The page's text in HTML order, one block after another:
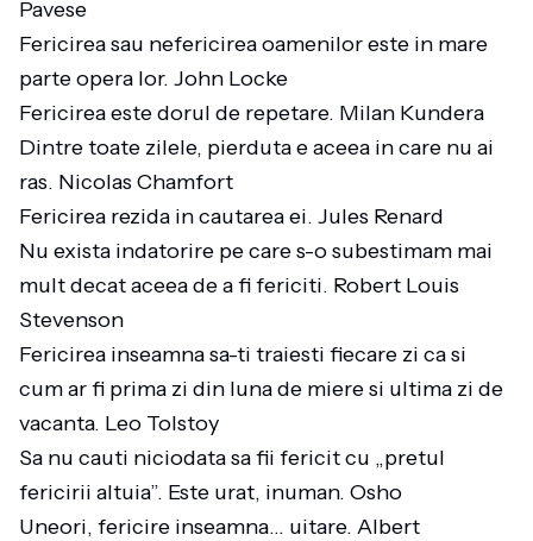
Pavese
Fericirea sau nefericirea oamenilor este in mare
parte opera lor. John Locke
Fericirea este dorul de repetare. Milan Kundera
Dintre toate zilele, pierduta e aceea in care nu ai
ras. Nicolas Chamfort
Fericirea rezida in cautarea ei. Jules Renard
Nu exista indatorire pe care s-o subestimam mai
mult decat aceea de a fi fericiti. Robert Louis
Stevenson
Fericirea inseamna sa-ti traiesti fiecare zi ca si
cum ar fi prima zi din luna de miere si ultima zi de
vacanta. Leo Tolstoy
Sa nu cauti niciodata sa fii fericit cu „pretul
fericirii altuia”. Este urat, inuman. Osho
Uneori, fericire inseamna… uitare. Albert